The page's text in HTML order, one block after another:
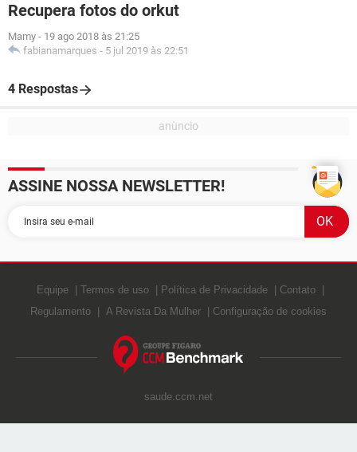
Recupera fotos do orkut
Mamy - 19 ago 2018 às 21:25
fabianamarques - 5 jul 2019 às 22:51
4 Respostas
ASSINE NOSSA NEWSLETTER!
Equipe Termos de uso Política de Privacidade
Contato
Regulamento
A Revista Da Mulher Configuração de cookies
saude.ccm.net